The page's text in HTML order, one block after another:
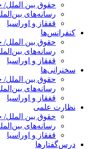
حقوق بین الملل/
رسانه‌های
قفقاز و اوراسیا
کنفرانس‌ها
حقوق بین الملل/
رسانه‌های
قفقاز و اوراسیا
سخنرانی‌ها
حقوق بین الملل/
رسانه‌های
قفقاز و اوراسیا
نظارت علمی
حقوق بین الملل/
رسانه‌های
قفقاز و اوراسیا
درس‌گفتارها